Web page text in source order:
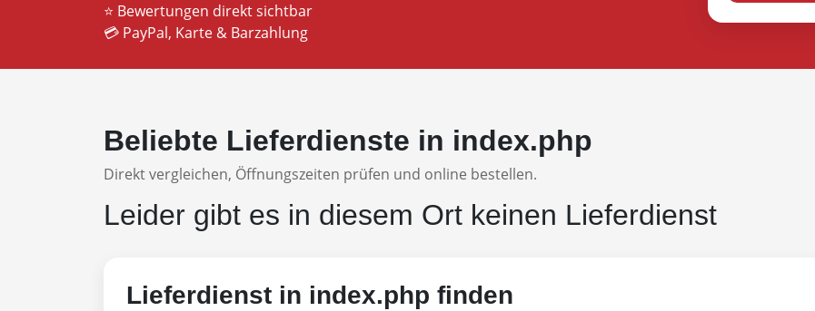
⭐ Bewertungen direkt sichtbar
💳 PayPal, Karte & Barzahlung
Beliebte Lieferdienste in index.php
Direkt vergleichen, Öffnungszeiten prüfen und online bestellen.
Leider gibt es in diesem Ort keinen Lieferdienst
Lieferdienst in index.php finden